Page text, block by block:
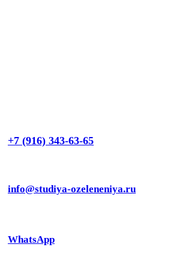
+7 (916) 343-63-65
info@studiya-ozeleneniya.ru
WhatsApp